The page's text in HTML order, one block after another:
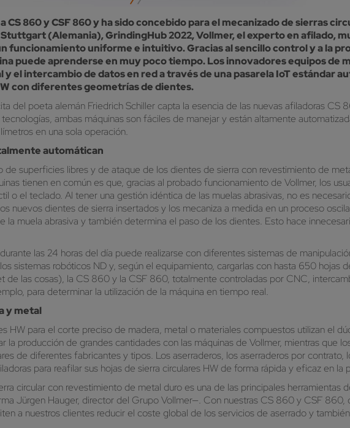
CS 860 y CSF 860 y ha sido concebido para el mecanizado de sierras
(Alemania), GrindingHub 2022, Vollmer, el experto en afilado,
funcionamiento uniforme e intuitivo. Gracias al sencillo control y a la
puede aprenderse en muy poco tiempo. Los innovadores equipos de
el intercambio de datos en red a través de una pasarela IoT estándar
con diferentes geometrías de dientes.
del poeta alemán Friedrich Schiller capta la esencia de las nuevas afiladoras
ambas máquinas son fáciles de manejar y están altamente
en una sola operación.
automátican
superficies libres y de ataque de los dientes de sierra con revestimiento de
tienen en común es que, gracias al probado funcionamiento de Vollmer, los
o el teclado. Al tener una gestión idéntica de las muelas abrasivas, no es
nuevos dientes de sierra insertados y los mecaniza a medida en un proceso
la muela abrasiva y también determina el paso de los dientes. Esto hace
las 24 horas del día puede realizarse con diferentes sistemas de
sistemas robóticos ND y, según el equipamiento, cargarlas con hasta 650 hojas
de las cosas), la CS 860 y la CSF 860, totalmente controladas por CNC,
para determinar la utilización de la máquina en tiempo real.
y metal
HW para el corte preciso de madera, metal o materiales compuestos utilizan el
producción de grandes cantidades con las máquinas de Vollmer, mientras que
de diferentes fabricantes y tipos. Los aserraderos, los aserraderos por
para reafilar sus hojas de sierra circulares HW de forma rápida y eficaz en la
circular con revestimiento de metal duro es una de las principales herramientas
Jürgen Hauger, director del Grupo Vollmer—. Con nuestras CS 860 y CSF
a nuestros clientes reducir el coste global de los servicios de aserrado y